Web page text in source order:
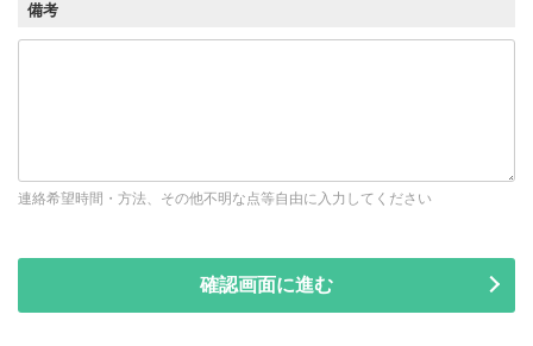
備考
連絡希望時間・方法、その他不明な点等自由に入力してください